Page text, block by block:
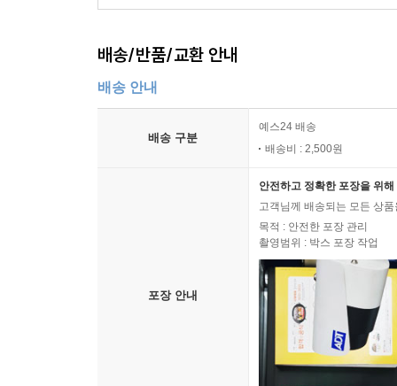
배송/반품/교환 안내
배송 안내
배송 구분
예스24 배송
배송비 : 2,500원
포장 안내
안전하고 정확한 포장을 위
고객님께 배송되는 모든 상
목적 : 안전한 포장 관리
촬영범위 : 박스 포장 작업